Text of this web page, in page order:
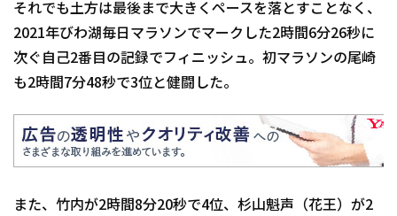
それでも土方は最後まで大きくペースを落とすことなく、
2021年びわ湖毎日マラソンでマークした2時間6分26秒に
次ぐ自己2番目の記録でフィニッシュ。初マラソンの尾崎
も2時間7分48秒で3位と健闘した。
また、竹内が2時間8分20秒で4位、杉山魁声（花王）が2